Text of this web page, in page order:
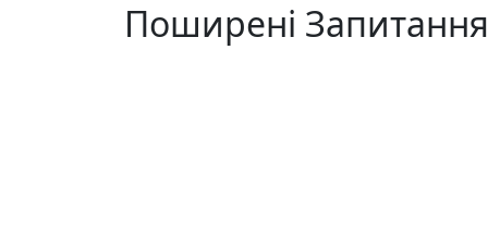
Поширені Запитання